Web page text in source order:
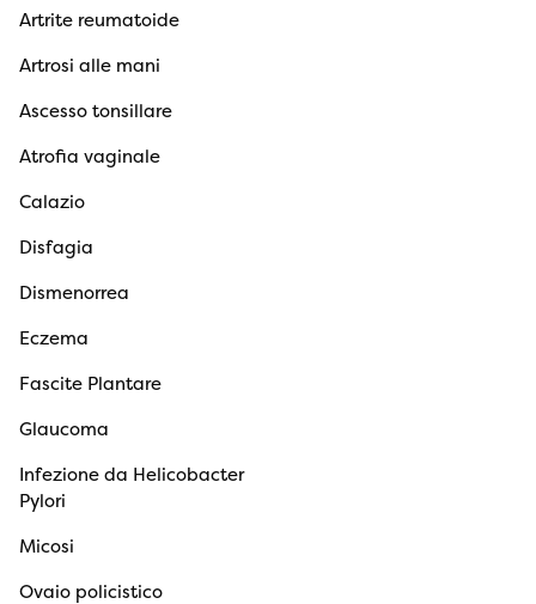
Artrite reumatoide
Artrosi alle mani
Ascesso tonsillare
Atrofia vaginale
Calazio
Disfagia
Dismenorrea
Eczema
Fascite Plantare
Glaucoma
Infezione da Helicobacter
Pylori
Micosi
Ovaio policistico